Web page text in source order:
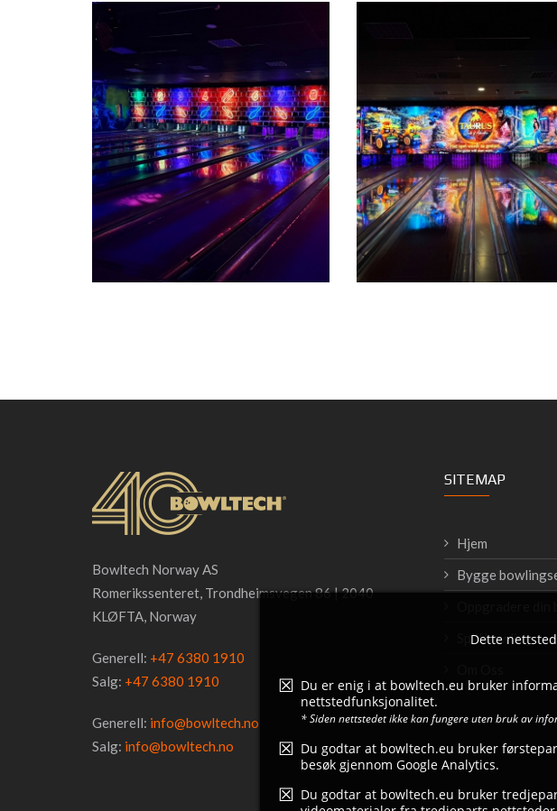
Bowltech Norway AS
Romerikssenteret, Trondheimsvegen 86 | 2040
KLØFTA, Norway
Generell: +47 6380 1910
Salg: +47 6380 1910
Generell: info@bowltech.no
Salg: info@bowltech.no
SITEMAP
Hjem
Bygge
Spill bowling
Dette
Du er enig i at bowltech.eu bruker
nettstedfunksjonalitet.
* Siden nettstedet ikke kan fungere uten bruk av
Du godtar at bowltech.eu bruker
besøk gjennom Google Analytics.
Du godtar at bowltech.eu bruker